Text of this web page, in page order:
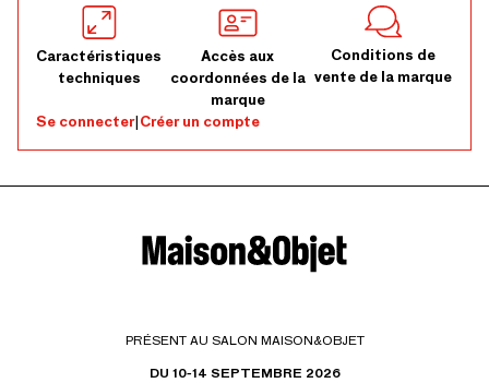
Caractéristiques
techniques
Accès aux
coordonnées de la
marque
Conditions de
vente de la marque
Se connecter|Créer un compte
PRÉSENT AU SALON MAISON&OBJET
DU 10-14 SEPTEMBRE 2026